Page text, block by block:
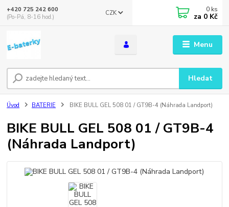
Menu
CZK
Hledat
+420 725 242 600
(Po-Pá, 8-16 hod.)
0 ks
za 0 Kč
Úvod BATERIE BIKE BULL GEL 508 01 / GT9B-4 (Náhrada Landport)
BIKE BULL GEL 508 01 / GT9B-4
(Náhrada Landport)